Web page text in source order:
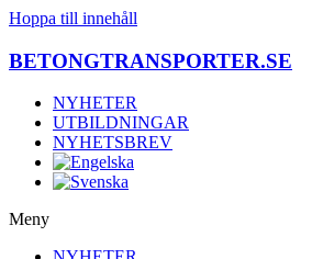
Hoppa till innehåll
BETONGTRANSPORTER.SE
NYHETER
UTBILDNINGAR
NYHETSBREV
Meny